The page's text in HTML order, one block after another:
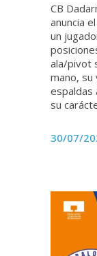
CB
anuncia
un
ala/pivot
mano,
espaldas
su
30/07/